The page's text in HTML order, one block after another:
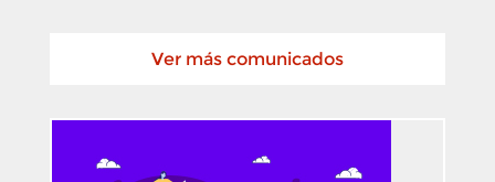
Ver más comunicados